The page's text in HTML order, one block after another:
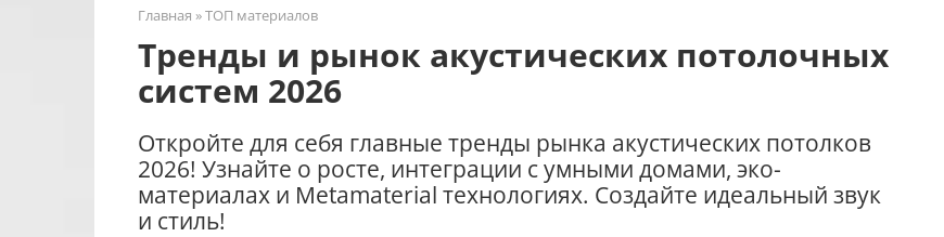
Главная »ТОП материалов
Тренды и рынок акустических потолочных
систем 2026
Откройте для себя главные тренды рынка акустических потолков
2026! Узнайте о росте, интеграции с умными домами, эко-
материалах и Metamaterial технологиях. Создайте идеальный звук
и стиль!